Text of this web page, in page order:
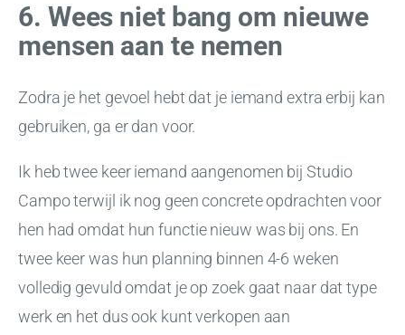
6. Wees niet bang om nieuwe
mensen aan te nemen
Zodra je het gevoel hebt dat je iemand extra erbij kan
gebruiken, ga er dan voor.
Ik heb twee keer iemand aangenomen bij Studio
Campo terwijl ik nog geen concrete opdrachten voor
hen had omdat hun functie nieuw was bij ons. En
twee keer was hun planning binnen 4-6 weken
volledig gevuld omdat je op zoek gaat naar dat type
werk en het dus ook kunt verkopen aan